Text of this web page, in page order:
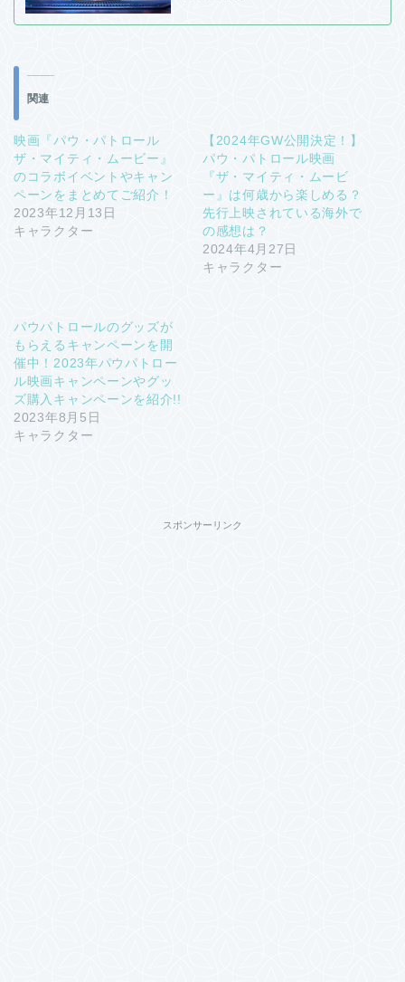
関連
映画『パウ・パトロール
ザ・マイティ・ムービー』
のコラボイベントやキャン
ペーンをまとめてご紹介！
2023年12月13日
キャラクター
【2024年GW公開決定！】
パウ・パトロール映画
『ザ・マイティ・ムービ
ー』は何歳から楽しめる？
先行上映されている海外で
の感想は？
2024年4月27日
キャラクター
パウパトロールのグッズが
もらえるキャンペーンを開
催中！2023年パウパトロー
ル映画キャンペーンやグッ
ズ購入キャンペーンを紹介!!
2023年8月5日
キャラクター
スポンサーリンク